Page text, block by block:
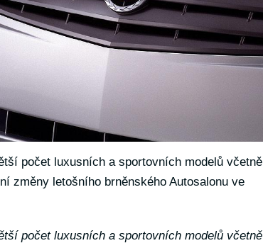
počet luxusních a sportovních modelů včetně
změny letošního brněnského Autosalonu ve
počet luxusních a sportovních modelů včetně